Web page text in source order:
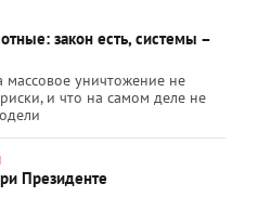
закон есть, системы –
массовое уничтожение не
и что на самом деле не
Президенте